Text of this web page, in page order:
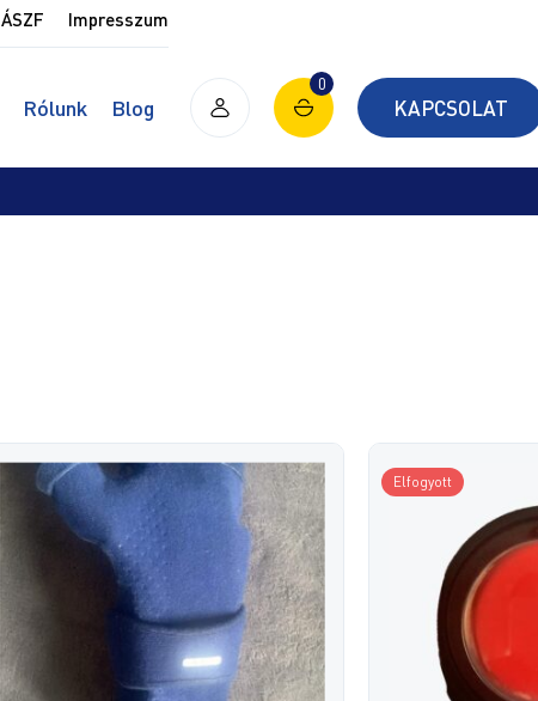
ÁSZF Impresszum
Rólunk Blog
0
KAPCSOLAT
Elfogyott